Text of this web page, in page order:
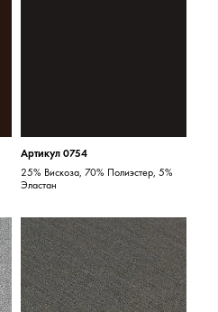
Артикул 0754
25% Вискоза, 70% Полиэстер, 5%
Эластан